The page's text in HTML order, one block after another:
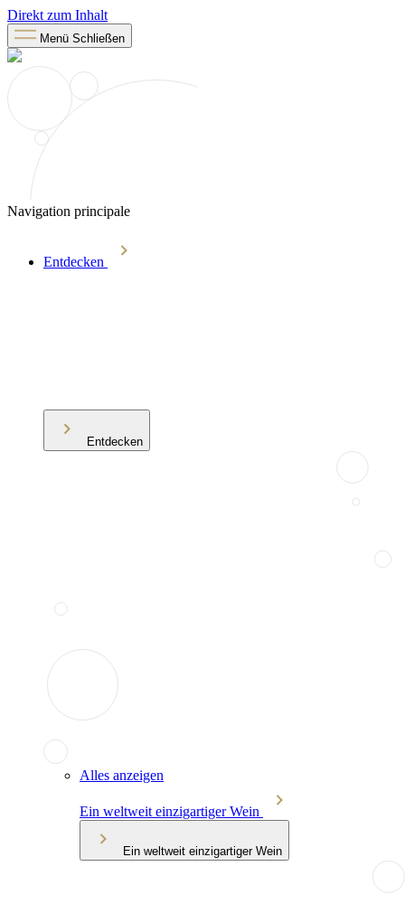
Direkt zum Inhalt
Menü Schließen
Navigation principale
Entdecken
Entdecken
Alles anzeigen
Ein weltweit einzigartiger Wein
Ein weltweit einzigartiger Wein